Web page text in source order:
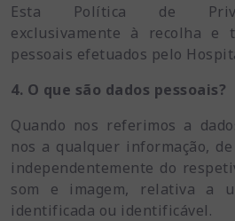
Esta Política de
exclusivamente à recolha e
pessoais efetuados pelo
4. O que são dados pessoais?
Quando nos referimos a
nos a qualquer informação,
independentemente do
som e imagem, relativa a
identificada ou identificável.